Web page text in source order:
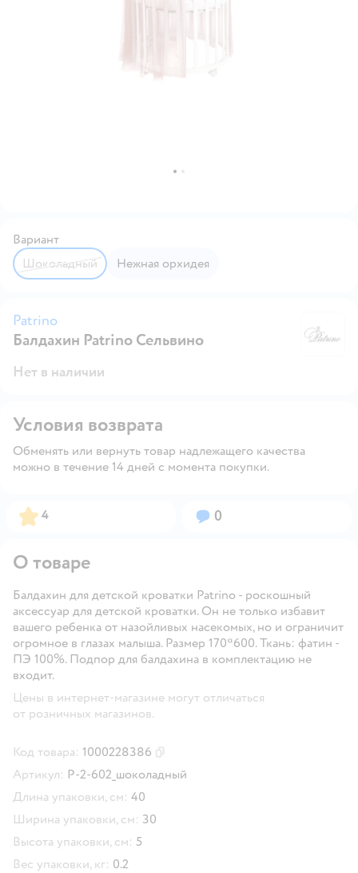
Вариант
Шоколадный
Нежная орхидея
Patrino
Балдахин Patrino Сельвино
Нет в наличии
Условия возврата
Обменять или вернуть товар надлежащего качества
можно в течение 14 дней с момента покупки.
Рейтинг:
4 Вопросов:
0
О товаре
Балдахин для детской кроватки Patrino - роскошный
аксессуар для детской кроватки. Он не только избавит
вашего ребенка от назойливых насекомых, но и ограничит
огромное в глазах малыша. Размер 170*600. Ткань: фатин -
ПЭ 100%. Подпор для балдахина в комплектацию не
входит.
Цены в интернет-магазине могут отличаться
от розничных магазинов.
Код товара: 1000228386
Артикул: Р-2-602_шоколадный
Длина упаковки, см: 40
Ширина упаковки, см: 30
Высота упаковки, см: 5
Вес упаковки, кг: 0.2